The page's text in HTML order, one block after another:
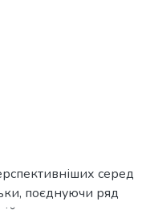
серед
поєднуючи ряд